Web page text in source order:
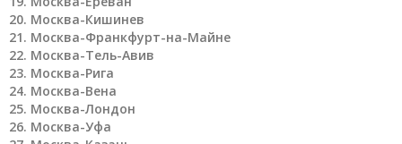
Москва-Кишинев
Москва-Франкфурт-на-Майне
Москва-Тель-Авив
Москва-Рига
Москва-Вена
Москва-Лондон
Москва-Уфа